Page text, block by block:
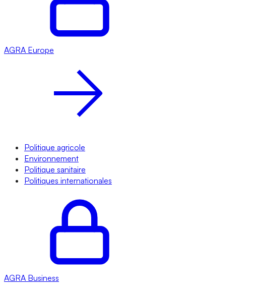
AGRA Europe
Politique agricole
Environnement
Politique sanitaire
Politiques internationales
AGRA Business